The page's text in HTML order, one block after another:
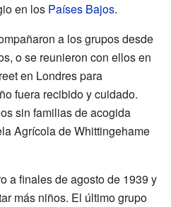
en los Países Bajos.
a los grupos desde
o se reunieron con ellos en
en Londres para
fuera recibido y cuidado.
sin familias de acogida
Agrícola de Whittingehame
a finales de agosto de 1939 y
más niños. El último grupo